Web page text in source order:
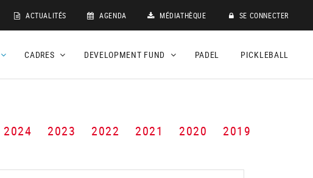
ACTUALITÉS AGENDA MÉDIATHÈQUE SE CONNECTER
CADRES DEVELOPMENT FUND PADEL PICKLEBALL
2024 2023 2022 2021 2020 2019